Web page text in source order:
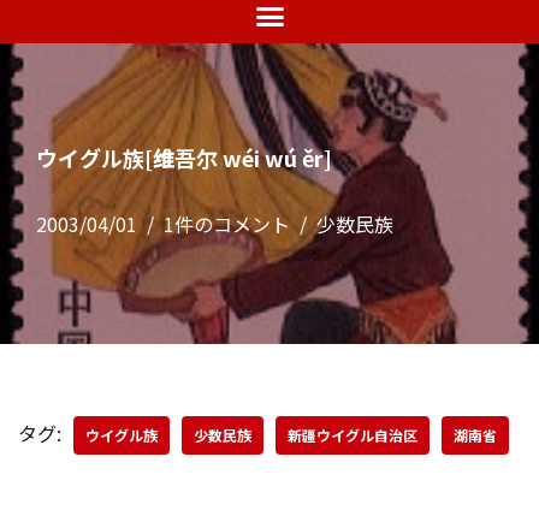
ス
キ
ッ
プ ウイグル族[维吾尔 wéi wú ěr]
2003/04/01 1件のコメント 少数民族
タグ: ウイグル族 少数民族 新疆ウイグル自治区 湖南省